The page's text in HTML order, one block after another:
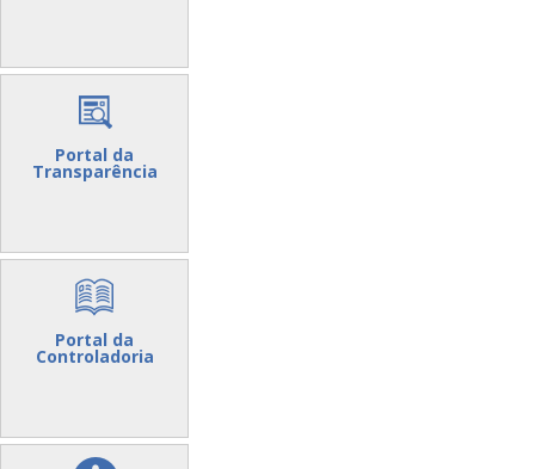
Portal da
Transparência
Portal da
Controladoria